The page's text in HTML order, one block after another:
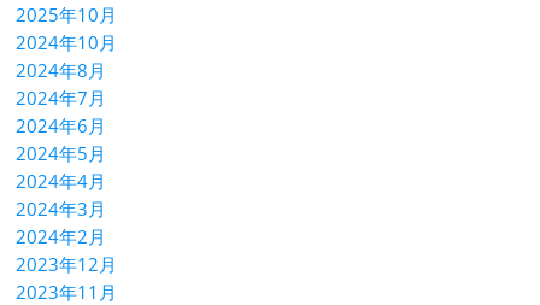
2025年10月
2024年10月
2024年8月
2024年7月
2024年6月
2024年5月
2024年4月
2024年3月
2024年2月
2023年12月
2023年11月